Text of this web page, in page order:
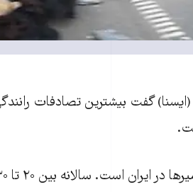
(ايسنا) گفت بيشترين تصادفات